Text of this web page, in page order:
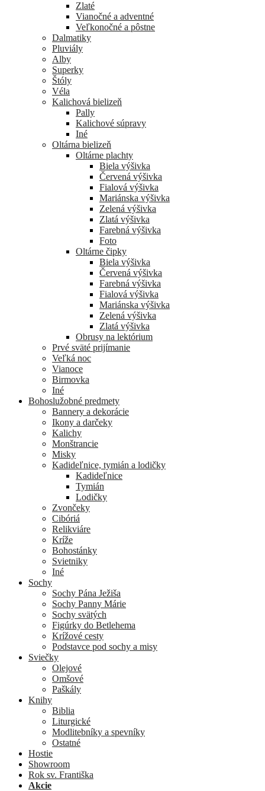
Zlaté
Vianočné a adventné
Veľkonočné a pôstne
Dalmatiky
Pluviály
Alby
Superky
Štóly
Véla
Kalichová bielizeň
Pally
Kalichové súpravy
Iné
Oltárna bielizeň
Oltárne plachty
Biela výšivka
Červená výšivka
Fialová výšivka
Mariánska výšivka
Zelená výšivka
Zlatá výšivka
Farebná výšivka
Foto
Oltárne čipky
Biela výšivka
Červená výšivka
Farebná výšivka
Fialová výšivka
Mariánska výšivka
Zelená výšivka
Zlatá výšivka
Obrusy na lektórium
Prvé sväté prijímanie
Veľká noc
Vianoce
Birmovka
Iné
Bohoslužobné predmety
Bannery a dekorácie
Ikony a darčeky
Kalichy
Monštrancie
Misky
Kadideľnice, tymián a lodičky
Kadideľnice
Tymián
Lodičky
Zvončeky
Cibóriá
Relikviáre
Kríže
Bohostánky
Svietniky
Iné
Sochy
Sochy Pána Ježiša
Sochy Panny Márie
Sochy svätých
Figúrky do Betlehema
Krížové cesty
Podstavce pod sochy a misy
Sviečky
Olejové
Omšové
Paškály
Knihy
Biblia
Liturgické
Modlitebníky a spevníky
Ostatné
Hostie
Showroom
Rok sv. Františka
Akcie